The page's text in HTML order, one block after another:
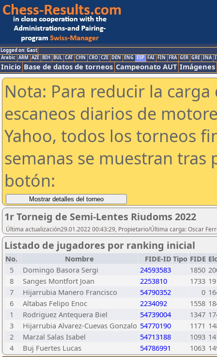
Logged on: Gast
Arabic ARM AZE BIH BUL CAT CHN CRO CZE DEN ENG ESP FAI FIN FRA GER GRE INA
Inicio Base de datos de torneos Campeonato AUT Imágenes
Nota: Para reducir la
escaneos diarios de
Yahoo, todos los torneos
semanas se muestran tras
botón:
1r Torneig de Semi-Lentes Riudoms 2022
Última actualización29.01.2022 00:43:29, Propietario/Última carga: Oscar
Listado de jugadores por ranking inicial
No. Nombre FIDE-ID Tipo FIDE
5
Domingo Basora Sergi 24593583 1850
8
Sanges Montfort Joan 2253810 1733
7
Hijarrubia Manero Francisco 54790352 0
6
Altabas Felipo Enoc 2234092 1558
1
Rodriguez Antequera Biel 54739004 1347
3
Hijarrubia Alvarez-Cuevas Gonzalo 54770190 1171
2
Marzal Salas Isabel 54713188 1093
4
Buj Fuertes Lucas 54786991 1063